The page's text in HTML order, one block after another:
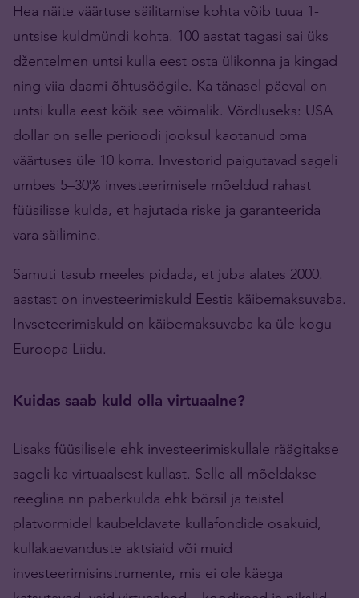
Hea näite väärtuse säilitamise kohta võib tuua 1-
untsise kuldmündi kohta. 100 aastat tagasi sai üks
džentelmen untsi kulla eest osta ülikonna ja kingad
ning viia daami õhtusöögile. Ka tänasel päeval on
untsi kulla eest kõik see võimalik. Võrdluseks: USA
dollar on selle perioodi jooksul kaotanud oma
väärtuses üle 10 korra. Investorid paigutavad sageli
umbes 5–30% investeerimisele mõeldud rahast
füüsilisse kulda, et hajutada riske ja garanteerida
vara säilimine.
Samuti tasub meeles pidada, et juba alates 2000.
aastast on investeerimiskuld Eestis käibemaksuvaba.
Invseteerimiskuld on käibemaksuvaba ka üle kogu
Euroopa Liidu.
Kuidas saab kuld olla virtuaalne?
Lisaks füüsilisele ehk investeerimiskullale räägitakse
sageli ka virtuaalsest kullast. Selle all mõeldakse
reeglina nn paberkulda ehk börsil ja teistel
platvormidel kaubeldavate kullafondide osakuid,
kullakaevanduste aktsiaid või muid
investeerimisinstrumente, mis ei ole käega